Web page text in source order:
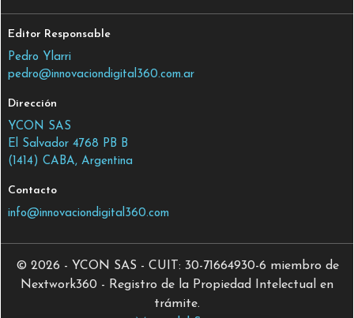
Editor Responsable
Pedro Ylarri
pedro@innovaciondigital360.com.ar
Dirección
YCON SAS
El Salvador 4768 PB B
(1414) CABA, Argentina
Contacto
info@innovaciondigital360.com
© 2026 - YCON SAS - CUIT: 30-71664930-6 miembro de
Nextwork360 - Registro de la Propiedad Intelectual en
trámite.